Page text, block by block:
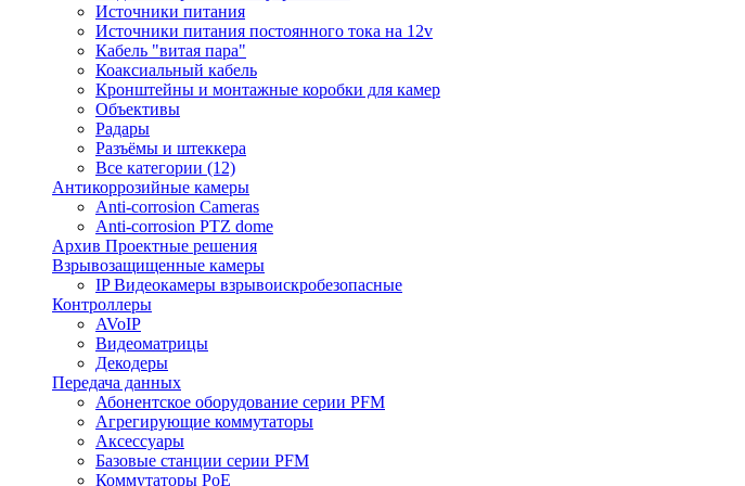
Источники питания
Источники питания постоянного тока на 12v
Кабель "витая пара"
Коаксиальный кабель
Кронштейны и монтажные коробки для камер
Объективы
Радары
Разъёмы и штеккера
Все категории (12)
Антикоррозийные камеры
Anti-corrosion Cameras
Anti-corrosion PTZ dome
Архив Проектные решения
Взрывозащищенные камеры
IP Видеокамеры взрывоискробезопасные
Контроллеры
AVoIP
Видеоматрицы
Декодеры
Передача данных
Абонентское оборудование серии PFM
Агрегирующие коммутаторы
Аксессуары
Базовые станции серии PFM
Коммутаторы PoE